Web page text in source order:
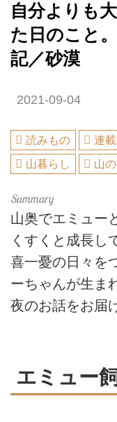
自分よりも
た日のこと
記／砂漠
2021-09-04
読みもの 連載
山暮らし
山
山奥でエミュー
くすくと成長し
喜一憂の日々を
ーちゃんが生ま
夜のお話をお届
エミュー